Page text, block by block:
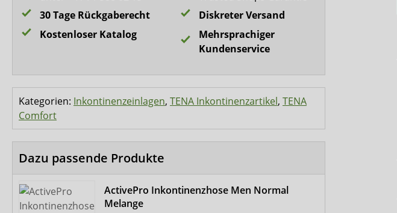
30 Tage Rückgaberecht
Kostenloser Katalog
Diskreter Versand
Mehrsprachiger
Kundenservice
Kategorien: Inkontinenzeinlagen, TENA Inkontinenzartikel, TENA
Comfort
Dazu passende Produkte
ActivePro Inkontinenzhose Men Normal
Melange